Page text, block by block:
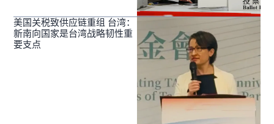
美国关税致供应链重组 台湾：
新南向国家是台湾战略韧性重
要支点